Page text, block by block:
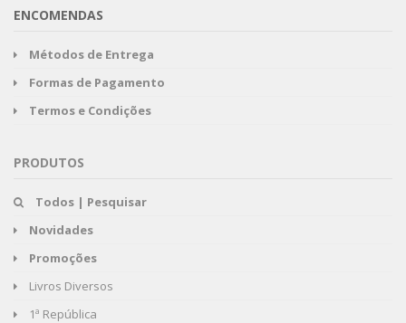
ENCOMENDAS
Métodos de Entrega
Formas de Pagamento
Termos e Condições
PRODUTOS
Todos | Pesquisar
Novidades
Promoções
Livros Diversos
1ª República